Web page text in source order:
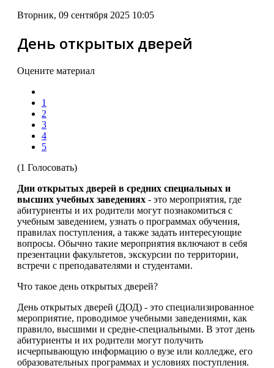
Вторник, 09 сентября 2025 10:05
День открытых дверей
Оцените материал
1
2
3
4
5
(1 Голосовать)
Дни открытых дверей в средних специальных и
высших учебных заведениях - это мероприятия, где
абитуриенты и их родители могут познакомиться с
учебным заведением, узнать о программах обучения,
правилах поступления, а также задать интересующие
вопросы. Обычно такие мероприятия включают в себя
презентации факультетов, экскурсии по территории,
встречи с преподавателями и студентами.
Что такое день открытых дверей?
День открытых дверей (ДОД) - это специализированное
мероприятие, проводимое учебными заведениями, как
правило, высшими и средне-специальными. В этот день
абитуриенты и их родители могут получить
исчерпывающую информацию о вузе или колледже, его
образовательных программах и условиях поступления.